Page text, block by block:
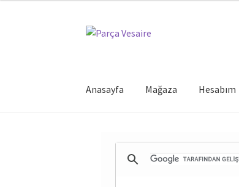
Dolaşıma
İçeriğe
Anasayfa Mağaza Hesabım